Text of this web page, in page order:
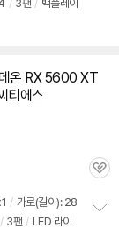
/ 3팬 / 백플레이
온 RX 5600 XT
티에스
관
/ 가로(길이): 28
/ 3팬 / LED 라이